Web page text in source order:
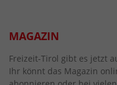
MAGAZIN
Freizeit-Tirol gibt es jetzt
Ihr könnt das Magazin